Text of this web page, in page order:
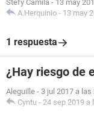
Stefy Camila - 13 may
A.Herquinio - 13 may
1 respuesta
¿Hay riesgo de
Aleguille - 3 jul 2017 a las
Cyntu - 24 sep 2019 a